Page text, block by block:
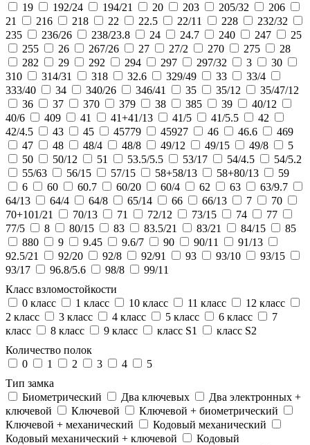
19
192/24 194/21 20 203 205/32
206
21
216 218 22 22.5 22/11 228
232/32
235
236/26 238/23.8 24 24.7 240 247
25
255
26 267/26 27 27/2 270 275
28
282
29 292 294 297 297/32 3
30
310
314/31 318 32.6 329/49 33
33/4
333/40
34 340/26 346/41 35 35/12
35/47/12
36
37 370 379 38 385 39
40/12
40/6
409 41 41+41/13 41/5 41/5.5
42
42/4.5
43 45 45779 45927 46 46.6
469
47
48 48/4 48/8 49/12 49/15 49/8
5
50
50/12 51 53.5/5.5 53/17 54/4.5
54/5.2
55/63
56/15 57/15 58+58/13 58+80/13
59
6
60 60.7 60/20 60/4 62 63
63/9.7
64/13
64/4 64/8 65/14 66 66/13 7
70
70+101/21
70/13 71 72/12 73/15 74
77
77/5
8 80/15 83 83.5/21 83/21 84/15
85
880
9 9.45 9.6/7 90 90/11
91/13
92.5/21
92/20 92/8 92/91 93 93/10
93/15
93/17
96.8/5.6 98/8
99/11
Класс взломостойкости
0 класс
1 класс 10 класс 11 класс
12 класс
2 класс
3 класс 4 класс 5 класс 6 класс
7
класс
8 класс 9 класс класс S1
класс S2
Количество полок
0
1 2 3 4
5
Тип замка
Биометрический
Два ключевых
Два электронныx +
ключевой
Ключевой
Ключевой + биометрический
Ключевой + механический
Кодовый механический
Кодовый механический + ключевой
Кодовый